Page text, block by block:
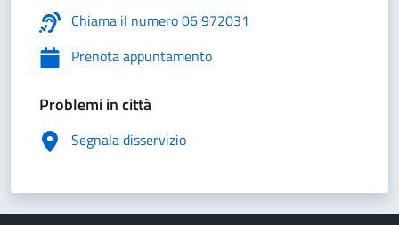
Chiama il numero 06 972031
Prenota appuntamento
Problemi in città
Segnala disservizio